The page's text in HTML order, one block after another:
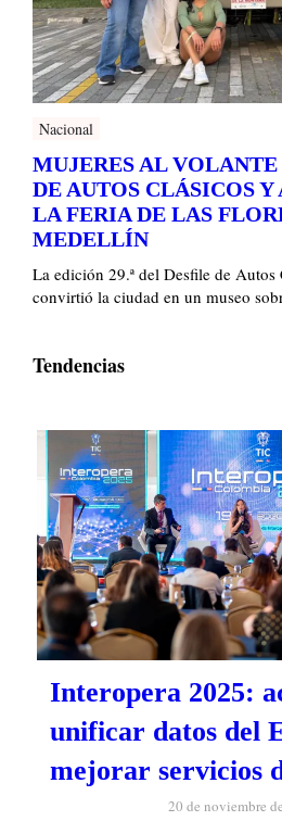
Nacional
MUJERES AL
DE AUTOS CLÁSICOS
LA FERIA DE LAS
MEDELLÍN
La edición 29.ª del Desfile de
convirtió la ciudad en un museo
Tendencias
Interopera 2025:
unificar datos del
mejorar servicios
20 de noviembre